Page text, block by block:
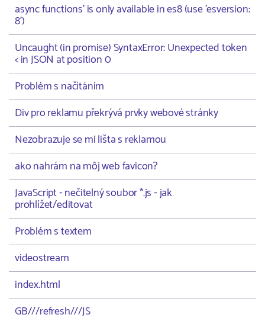
async functions' is only available in es8 (use 'esversion:
8')
Uncaught (in promise) SyntaxError: Unexpected token
< in JSON at position 0
Problém s načítáním
Div pro reklamu překrývá prvky webové stránky
Nezobrazuje se mi lišta s reklamou
ako nahrám na môj web favicon?
JavaScript - nečitelný soubor *.js - jak
prohlížet/editovat
Problém s textem
videostream
index.html
GB///refresh///JS